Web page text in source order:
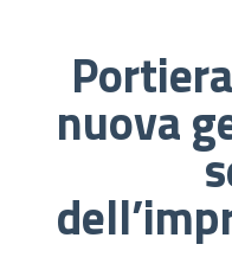
nuova